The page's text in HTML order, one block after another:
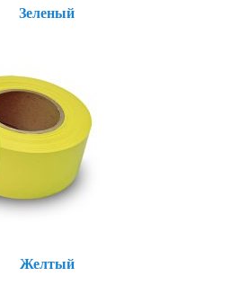
Зеленый
Желтый